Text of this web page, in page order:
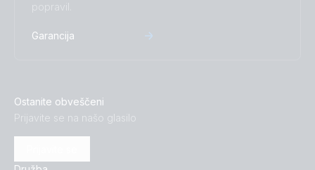
popravil.
Garancija
Ostanite obveščeni
Prijavite se na našo glasilo